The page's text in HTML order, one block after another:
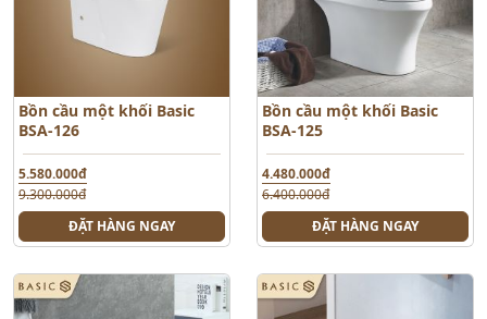
Bồn cầu một khối Basic
BSA-126
5.580.000đ
9.300.000đ
ĐẶT HÀNG NGAY
Bồn cầu một khối Basic
BSA-125
4.480.000đ
6.400.000đ
ĐẶT HÀNG NGAY